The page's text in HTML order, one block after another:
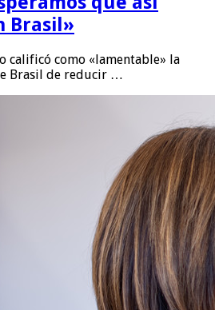
Brasil»
calificó como «lamentable» la
Brasil de reducir …